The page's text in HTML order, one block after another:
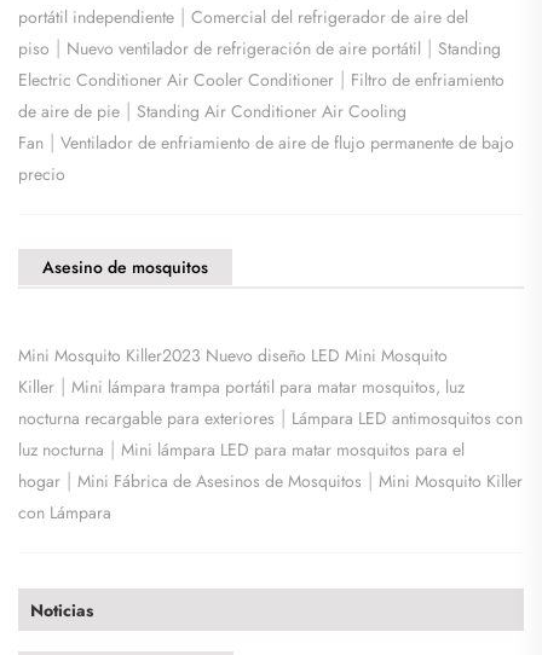
portátil independiente | Comercial del refrigerador de aire del
piso | Nuevo ventilador de refrigeración de aire portátil | Standing
Electric Conditioner Air Cooler Conditioner | Filtro de enfriamiento
de aire de pie | Standing Air Conditioner Air Cooling
Fan | Ventilador de enfriamiento de aire de flujo permanente de bajo
precio
Asesino de mosquitos
Mini Mosquito Killer2023 Nuevo diseño LED Mini Mosquito
Killer | Mini lámpara trampa portátil para matar mosquitos, luz
nocturna recargable para exteriores | Lámpara LED antimosquitos con
luz nocturna | Mini lámpara LED para matar mosquitos para el
hogar | Mini Fábrica de Asesinos de Mosquitos | Mini Mosquito Killer
con Lámpara
Noticias